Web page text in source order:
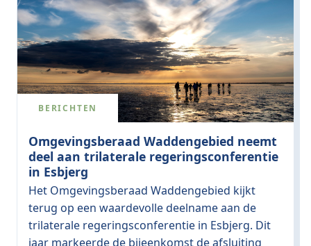
BERICHTEN
Omgevingsberaad Waddengebied neemt
deel aan trilaterale regeringsconferentie
in Esbjerg
Het Omgevingsberaad Waddengebied kijkt
terug op een waardevolle deelname aan de
trilaterale regeringsconferentie in Esbjerg. Dit
jaar markeerde de bijeenkomst de afsluiting